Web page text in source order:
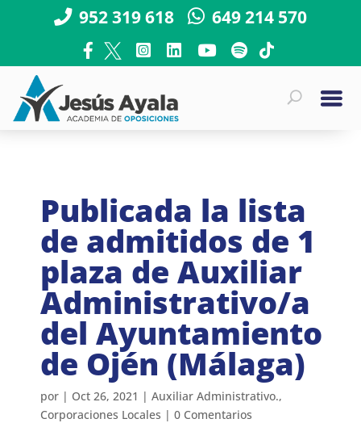
952 319 618 649 214 570
Publicada la lista
de admitidos de 1
plaza de Auxiliar
Administrativo/a
del Ayuntamiento
de Ojén (Málaga)
por | Oct 26, 2021 |Auxiliar Administrativo.,
Corporaciones Locales |0 Comentarios